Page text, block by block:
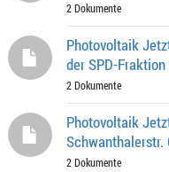
2 Dokumente
Photovoltaik
der SPD-Fraktion
2 Dokumente
Photovoltaik
Schwanthalerstr.
2 Dokumente